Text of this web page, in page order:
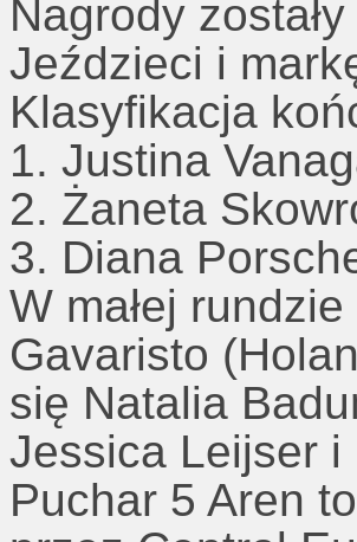
Nagrody
Jeździeci i
Klasyfikacja
1. Justina
2. Żaneta
3. Diana
W małej
Gavaristo
się Natalia
Jessica Leijser i
Puchar 5 Aren